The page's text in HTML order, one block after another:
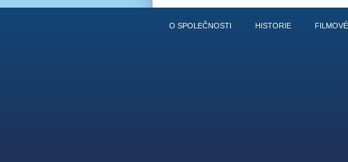
O SPOLEČNOSTI HISTORIE